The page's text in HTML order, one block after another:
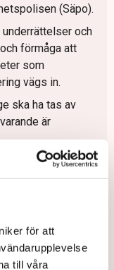
för att
till våra
(Säpo).
underrättelser och
förmåga att
som
vägs in.
ska ha tas av
är
Extremism
Paris